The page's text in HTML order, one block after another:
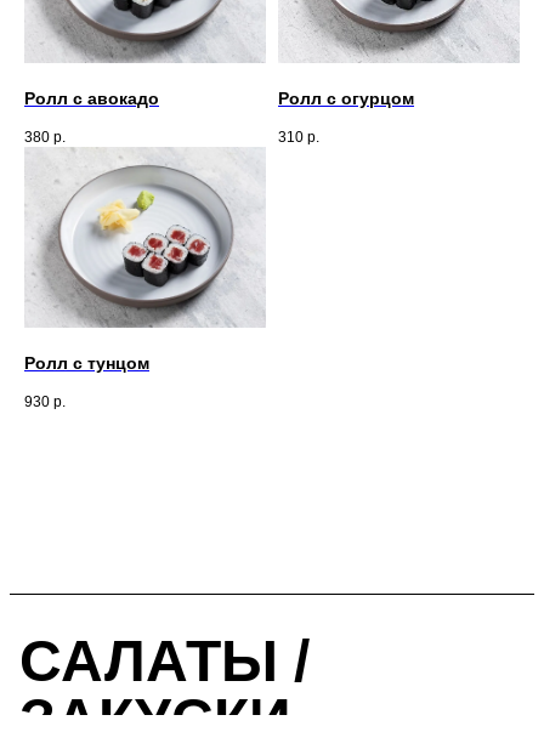
Ролл с авокадо
380 р.
Ролл с огурцом
310 р.
Ролл с тунцом
930 р.
САЛАТЫ /
ЗАКУСКИ